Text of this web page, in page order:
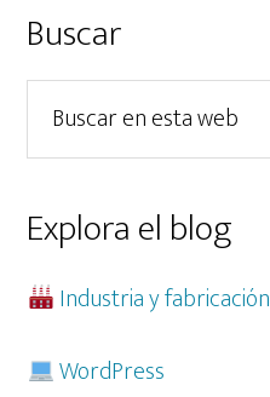
Barra
lateral
principal
Buscar
esta
web
Explora el blog
Industria y fabricación
WordPress